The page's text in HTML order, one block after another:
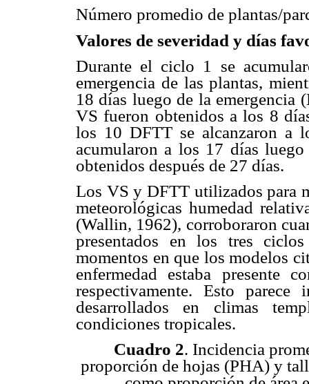
Número promedio de plantas/
Valores de severidad y días
Durante el ciclo 1 se
emergencia de las plantas,
18 días luego de la emergencia
VS fueron obtenidos a los 8
los 10 DFTT se alcanzaron a
acumularon a los 17 días
obtenidos después de 27 días.
Los VS y DFTT utilizados para
meteorológicas humedad
(Wallin, 1962), corroboraron
presentados en los tres
momentos en que los modelos
enfermedad estaba presente
respectivamente. Esto
desarrollados en climas
condiciones tropicales.
Cuadro 2. Incidencia
proporción de hojas (PHA) y